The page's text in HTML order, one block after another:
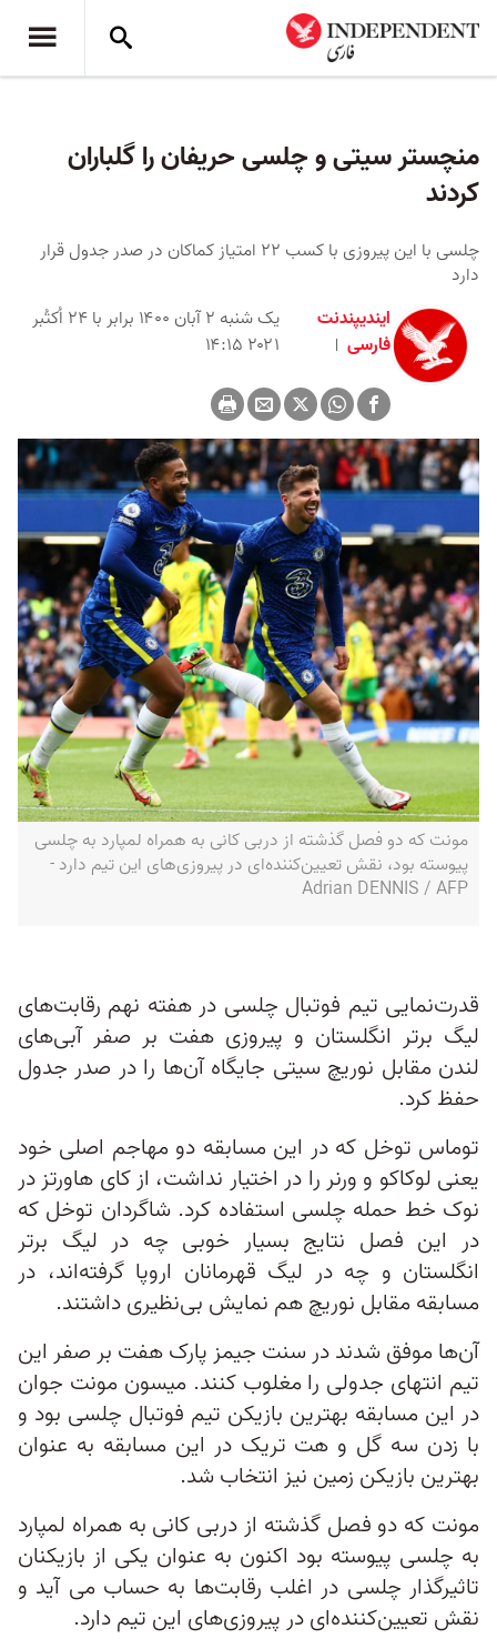
منچستر سیتی و چلسی حریفان را گلباران
کردند
چلسی با این پیروزی با کسب ۲۲ امتیاز کماکان در صدر جدول قرار
دارد
ایندیپندنت
فارسی
یک شنبه ۲ آبان ۱۴۰۰ برابر با ۲۴ اُکتُبر
۲۰۲۱ ۱۴:۱۵
مونت که دو فصل گذشته از دربی کانی به همراه لمپارد به چلسی
پیوسته بود، نقش تعیین‌کننده‌ای در پیروزی‌های این تیم دارد -
Adrian DENNIS / AFP
قدرت‌نمایی تیم فوتبال چلسی در هفته نهم رقابت‌های
لیگ برتر انگلستان و پیروزی هفت بر صفر آبی‌های
لندن مقابل نوریچ سیتی جایگاه آن‌ها را در صدر جدول
حفظ کرد.
توماس توخل که در این مسابقه دو مهاجم اصلی خود
یعنی لوکاکو و ورنر را در اختیار نداشت، از کای هاورتز در
نوک خط حمله چلسی استفاده کرد. شاگردان توخل که
در این فصل نتایج بسیار خوبی چه در لیگ برتر
انگلستان و چه در لیگ قهرمانان اروپا گرفته‌اند، در
مسابقه مقابل نوریچ هم نمایش بی‌نظیری داشتند.
آن‌ها موفق شدند در سنت جیمز پارک هفت بر صفر این
تیم انتهای جدولی را مغلوب کنند. میسون مونت جوان
در این مسابقه بهترین بازیکن تیم فوتبال چلسی بود و
با زدن سه گل و هت تریک در این مسابقه به عنوان
بهترین بازیکن زمین نیز انتخاب شد.
مونت که دو فصل گذشته از دربی کانی به همراه لمپارد
به چلسی پیوسته بود اکنون به عنوان یکی از بازیکنان
تاثیرگذار چلسی در اغلب رقابت‌ها به حساب می آید و
نقش تعیین‌کننده‌ای در پیروزی‌های این تیم دارد.